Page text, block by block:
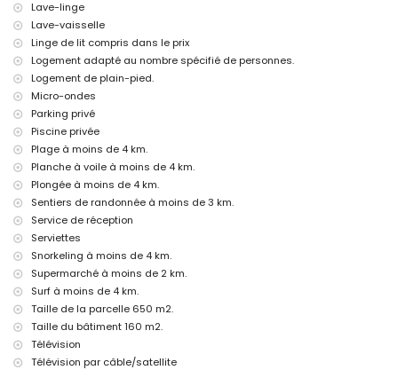
lit/couffin pour enfants (sur demande)
Divertissements et activités de loisirs pour vos vacances à
Benitachell, Costa Blanca
discothèque, bar et promenade (Paseo Senillar) (à moins de 5
kilomètres de la maison)
kilomètres de la maison)
Sites touristiques et culture à Benitachell, Costa Blanca
église (Iglesia Parroquial de Santa Catalina), château (Castell de
Teulada-Moraira), ruine (Cap D'Or), monument (Castell de
Teulada-Moraira) et lieu historique (Centre historique de Moraira)
(à moins de 5 kilomètres de l'hébergement)
musée (Ecomuseum Cemroqt L'almassera) (à moins de 25
kilomètres de l'hébergement)
Sports
tennis, golf (Club de Golf Javea), équitation, randonnée, VTT,
cyclisme, escalade, canoë, kayak, plongée, snorkeling, surf et
planche à voile (à moins de 5 kilomètres de la villa)
ski nautique (à moins de 10 kilomètres de la villa)
Lave-linge
Lave-vaisselle
Linge de lit compris dans le prix
Logement adapté au nombre spécifié de personnes.
Logement de plain-pied.
Micro-ondes
Parking privé
Piscine privée
Plage à moins de 4 km.
Planche à voile à moins de 4 km.
Plongée à moins de 4 km.
Sentiers de randonnée à moins de 3 km.
Service de réception
Serviettes
Snorkeling à moins de 4 km.
Supermarché à moins de 2 km.
Surf à moins de 4 km.
Taille de la parcelle 650 m2.
Taille du bâtiment 160 m2.
Télévision
Télévision par câble/satellite